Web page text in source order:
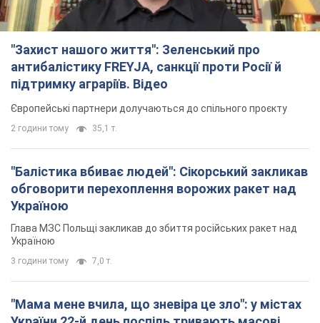
"Балістика вбиває людей": Сікорський закликав
обговорити перехоплення ворожих ракет над
Україною
Глава МЗС Польщі закликав до збиття російських ракет над
"Мама мене вчила, що зневіра це зло": у містах
України 22-й день поспіль тривають масові
мітинги за повернення Федорова. Фото і відео
19 хвилин тому